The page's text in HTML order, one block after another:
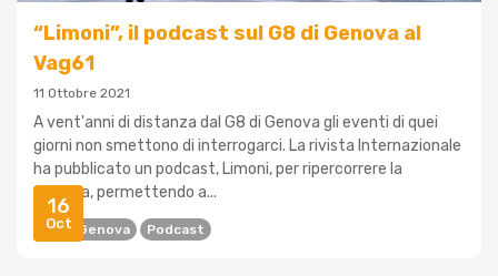
16
Oct
“Limoni”, il podcast sul G8 di Genova al
Vag61
11 Ottobre 2021
A vent'anni di distanza dal G8 di Genova gli eventi di quei
giorni non smettono di interrogarci. La rivista Internazionale
ha pubblicato un podcast, Limoni, per ripercorrere la
vicenda, permettendo a...
G8 Di Genova Podcast